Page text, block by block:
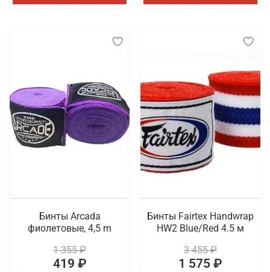
Бинты Arcada
фиолетовые, 4,5 m
1 355 ₽
419 ₽
Бинты Fairtex Handwrap
HW2 Blue/Red 4.5 м
3 455 ₽
1 575 ₽